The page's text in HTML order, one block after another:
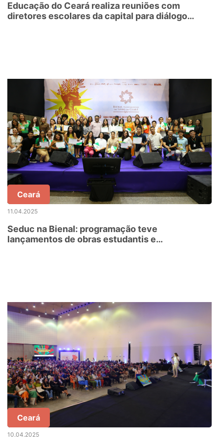
Educação do Ceará realiza reuniões com
diretores escolares da capital para diálogo
Ceará
11.04.2025
Seduc na Bienal: programação teve
lançamentos de obras estudantis e
Ceará
10.04.2025